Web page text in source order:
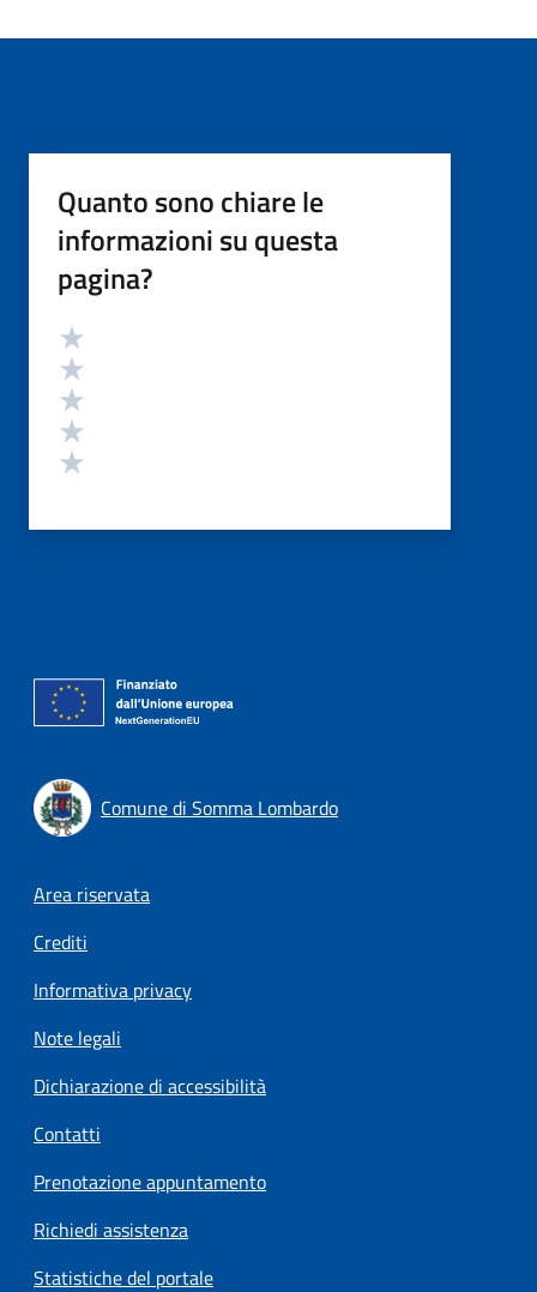
Quanto sono chiare le
informazioni su questa
pagina?
Valutazione
Comune di Somma Lombardo
Footer menu
Area riservata
Crediti
Informativa privacy
Note legali
Dichiarazione di accessibilità
Contatti
Prenotazione appuntamento
Richiedi assistenza
Statistiche del portale